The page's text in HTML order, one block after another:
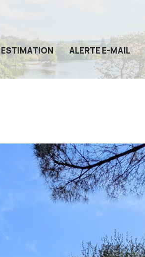
ESTIMATION ALERTE E-MAIL